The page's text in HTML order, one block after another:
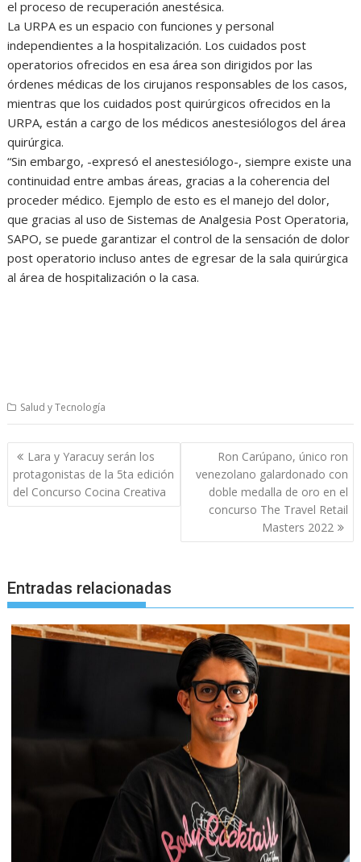
el proceso de recuperación anestésica.
La URPA es un espacio con funciones y personal
independientes a la hospitalización. Los cuidados post
operatorios ofrecidos en esa área son dirigidos por las
órdenes médicas de los cirujanos responsables de los casos,
mientras que los cuidados post quirúrgicos ofrecidos en la
URPA, están a cargo de los médicos anestesiólogos del área
quirúrgica.
“Sin embargo, -expresó el anestesiólogo-, siempre existe una
continuidad entre ambas áreas, gracias a la coherencia del
proceder médico. Ejemplo de esto es el manejo del dolor,
que gracias al uso de Sistemas de Analgesia Post Operatoria,
SAPO, se puede garantizar el control de la sensación de dolor
post operatorio incluso antes de egresar de la sala quirúrgica
al área de hospitalización o la casa.
Salud y Tecnología
Navegación
de
entradas
Lara y Yaracuy serán los
protagonistas de la 5ta edición
del Concurso Cocina Creativa
Ron Carúpano, único ron
venezolano galardonado con
doble medalla de oro en el
concurso The Travel Retail
Masters 2022
Entradas relacionadas